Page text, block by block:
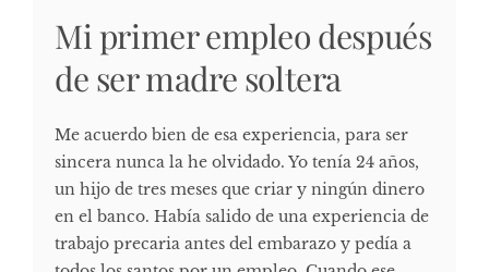
Mi primer empleo después
de ser madre soltera
Me acuerdo bien de esa experiencia, para ser
sincera nunca la he olvidado. Yo tenía 24 años,
un hijo de tres meses que criar y ningún dinero
en el banco. Había salido de una experiencia de
trabajo precaria antes del embarazo y pedía a